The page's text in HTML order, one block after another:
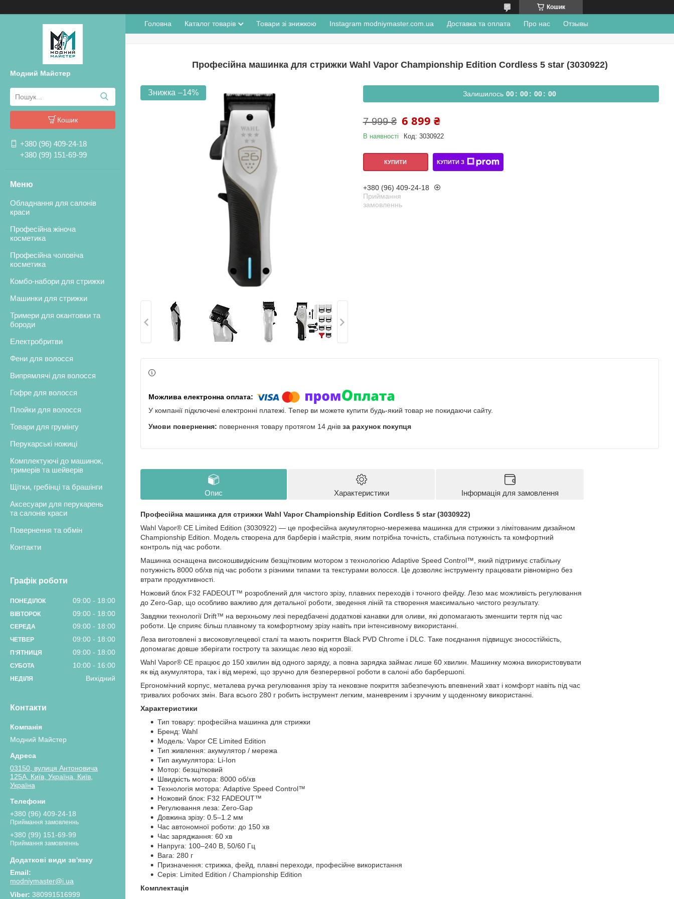
Кошик
Модний Майстер
Кошик
+380 (96) 409-24-18
+380 (99) 151-69-99
Обладнання для салонів
краси
Професійна жіноча
косметика
Професійна чоловіча
косметика
Комбо-набори для стрижки
Машинки для стрижки
Тримери для окантовки та
бороди
Електробритви
Фени для волосся
Випрямлячі для волосся
Гофре для волосся
Плойки для волосся
Товари для грумінгу
Перукарські ножиці
Комплектуючі до машинок,
тримерів та шейверів
Щітки, гребінці та брашінги
Аксесуари для перукарень
та салонів краси
Повернення та обмін
Контакти
Графік роботи
ПОНЕДІЛОК 09:00 18:00
ВІВТОРОК 09:00 18:00
СЕРЕДА 09:00 18:00
ЧЕТВЕР 09:00 18:00
ПʼЯТНИЦЯ 09:00 18:00
СУБОТА 10:00 16:00
НЕДІЛЯ Вихідний
Контакти
Модний Майстер
03150, вулиця Антоновича
125А, Київ, Україна, Київ,
Україна
+380 (96) 409-24-18
Приймання замовленнь
+380 (99) 151-69-99
Приймання замовленнь
modniymaster@i.ua
380991516999
Головна Каталог товарів Товари зі знижкою Instagram modniymaster.com.ua Доставка та оплата Про нас Отзывы
Професійна машинка для стрижки Wahl Vapor Championship Edition Cordless 5 star (3030922)
–14% Залишилось 00 00 00 00
7 999 ₴ 6 899 ₴
В наявності Код: 3030922
КУПИТИ КУПИТИ З
+380 (96) 409-24-18
Приймання
замовленнь
У компанії підключені електронні платежі. Тепер ви можете купити будь-який товар не покидаючи сайту.
повернення товару протягом 14 днів за рахунок покупця
Опис Характеристики Інформація для замовлення
Професійна машинка для стрижки Wahl Vapor Championship Edition Cordless 5 star (3030922)
Wahl Vapor® CE Limited Edition (3030922) — це професійна акумуляторно-мережева машинка для стрижки з лімітованим дизайном
Championship Edition. Модель створена для барберів і майстрів, яким потрібна точність, стабільна потужність та комфортний
контроль під час роботи.
Машинка оснащена високошвидкісним безщітковим мотором з технологією Adaptive Speed Control™, який підтримує стабільну
потужність 8000 об/хв під час роботи з різними типами та текстурами волосся. Це дозволяє інструменту працювати рівномірно без
втрати продуктивності.
Ножовий блок F32 FADEOUT™ розроблений для чистого зрізу, плавних переходів і точного фейду. Лезо має можливість регулювання
до Zero-Gap, що особливо важливо для детальної роботи, зведення ліній та створення максимально чистого результату.
Завдяки технології Drift™ на верхньому лезі передбачені додаткові канавки для оливи, які допомагають зменшити тертя під час
роботи. Це сприяє більш плавному та комфортному зрізу навіть при інтенсивному використанні.
Леза виготовлені з високовуглецевої сталі та мають покриття Black PVD Chrome і DLC. Таке поєднання підвищує зносостійкість,
допомагає довше зберігати гостроту та захищає лезо від корозії.
Wahl Vapor® CE працює до 150 хвилин від одного заряду, а повна зарядка займає лише 60 хвилин. Машинку можна використовувати
як від акумулятора, так і від мережі, що зручно для безперервної роботи в салоні або барбершопі.
Ергономічний корпус, металева ручка регулювання зрізу та нековзне покриття забезпечують впевнений хват і комфорт навіть під час
тривалих робочих змін. Вага всього 280 г робить інструмент легким, маневреним і зручним у щоденному використанні.
Характеристики
Тип товару: професійна машинка для стрижки
Бренд: Wahl
Модель: Vapor CE Limited Edition
Тип живлення: акумулятор / мережа
Тип акумулятора: Li-Ion
Мотор: безщітковий
Швидкість мотора: 8000 об/хв
Технологія мотора: Adaptive Speed Control™
Ножовий блок: F32 FADEOUT™
Регулювання леза: Zero-Gap
Довжина зрізу: 0.5–1.2 мм
Час автономної роботи: до 150 хв
Час заряджання: 60 хв
Напруга: 100–240 В, 50/60 Гц
Вага: 280 г
Призначення: стрижка, фейд, плавні переходи, професійне використання
Серія: Limited Edition / Championship Edition
Комплектація